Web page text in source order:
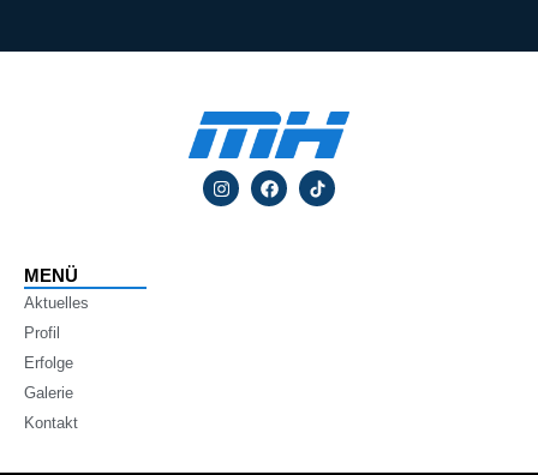
MENÜ
Aktuelles
Profil
Erfolge
Galerie
Kontakt